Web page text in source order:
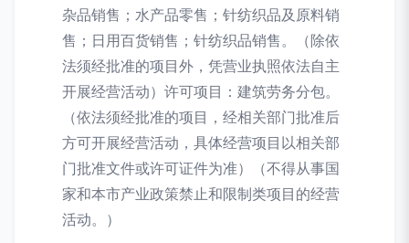
杂品销售；水产品零售；针纺织品及原料销
售；日用百货销售；针纺织品销售。（除依
法须经批准的项目外，凭营业执照依法自主
开展经营活动）许可项目：建筑劳务分包。
（依法须经批准的项目，经相关部门批准后
方可开展经营活动，具体经营项目以相关部
门批准文件或许可证件为准）（不得从事国
家和本市产业政策禁止和限制类项目的经营
活动。）